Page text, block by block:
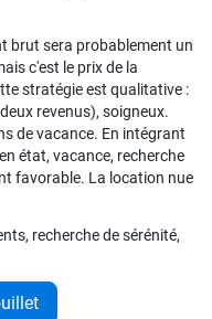
brut sera probablement un
c'est le prix de la
stratégie est qualitative :
revenus), soigneux.
de vacance. En intégrant
état, vacance, recherche
favorable. La location nue
recherche de sérénité,